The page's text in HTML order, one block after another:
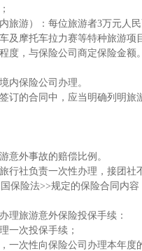
游）：每位旅游者3万元人民
托车拉力赛等特种旅游项
度，与保险公司商定保险金额。
保险公司办理。
合同中，应当明确列明旅游
外事故的赔偿比例。
负责一次性办理，接团社不
险法>>规定的保险合同内容
旅游意外保险投保手续：
次投保手续；
次性向保险公司办理本年度